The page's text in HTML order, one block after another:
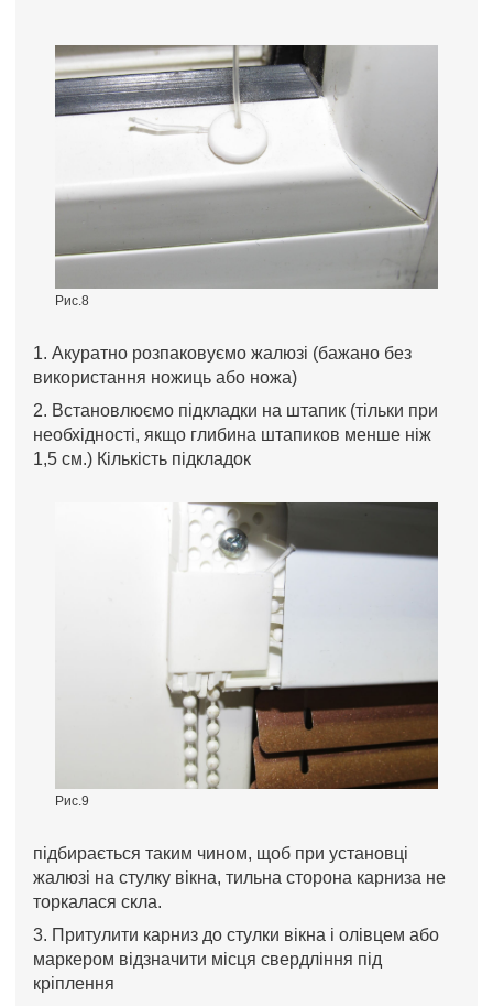
Рис.8
1. Акуратно розпаковуємо жалюзі (бажано без
використання ножиць або ножа)
2. Встановлюємо підкладки на штапик (тільки при
необхідності, якщо глибина штапиков менше ніж
1,5 см.) Кількість підкладок
Рис.9
підбирається таким чином, щоб при установці
жалюзі на стулку вікна, тильна сторона карниза не
торкалася скла.
3. Притулити карниз до стулки вікна і олівцем або
маркером відзначити місця свердління під
кріплення